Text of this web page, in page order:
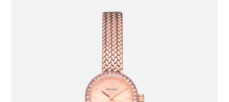
Maquinaria Japonesa|Dar la hora
Acero Inoxidable|Plateado|Broche